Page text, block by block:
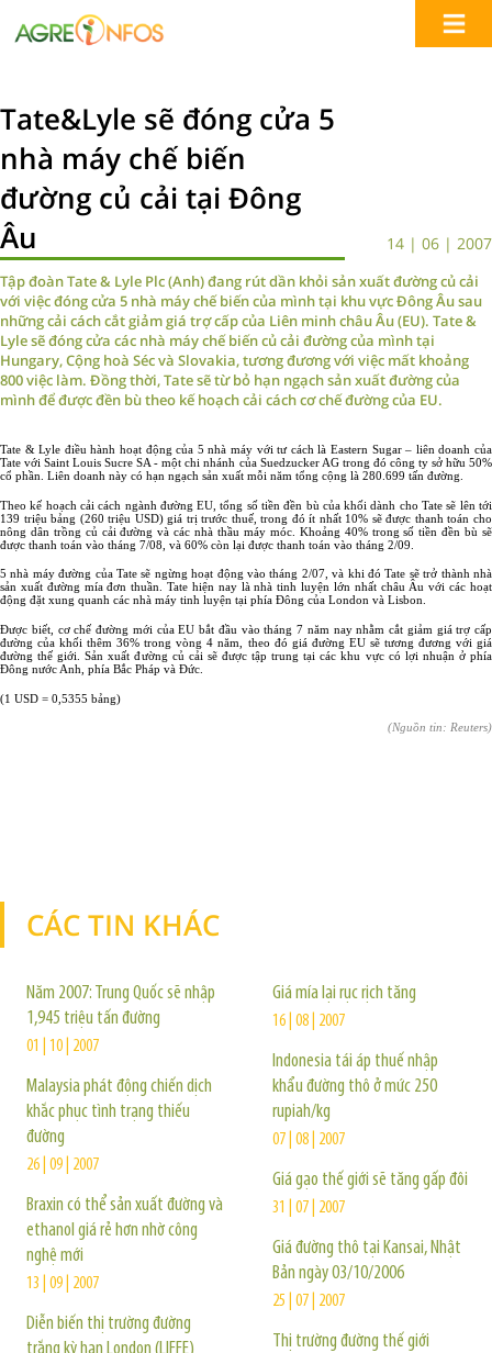
Tate&Lyle sẽ đóng cửa 5
nhà máy chế biến
đường củ cải tại Đông
Âu
14 | 06 | 2007
Tập đoàn Tate & Lyle Plc (Anh) đang rút dần khỏi sản xuất đường củ cải
với việc đóng cửa 5 nhà máy chế biến của mình tại khu vực Đông Âu sau
những cải cách cắt giảm giá trợ cấp của Liên minh châu Âu (EU). Tate &
Lyle sẽ đóng cửa các nhà máy chế biến củ cải đường của mình tại
Hungary, Cộng hoà Séc và Slovakia, tương đương với việc mất khoảng
800 việc làm. Đồng thời, Tate sẽ từ bỏ hạn ngạch sản xuất đường của
mình để được đền bù theo kế hoạch cải cách cơ chế đường của EU.
Tate & Lyle điều hành hoạt động của 5 nhà máy với tư cách là Eastern Sugar – liên doanh của
Tate với Saint Louis Sucre SA - một chi nhánh của Suedzucker AG trong đó công ty sở hữu 50%
cổ phần. Liên doanh này có hạn ngạch sản xuất mỗi năm tổng cộng là 280.699 tấn đường.
Theo kế hoạch cải cách ngành đường EU, tổng số tiền đền bù của khối dành cho Tate sẽ lên tới
139 triệu bảng (260 triệu USD) giá trị trước thuế, trong đó ít nhất 10% sẽ được thanh toán cho
nông dân trồng củ cải đường và các nhà thầu máy móc. Khoảng 40% trong số tiền đền bù sẽ
được thanh toán vào tháng 7/08, và 60% còn lại được thanh toán vào tháng 2/09.
5 nhà máy đường của Tate sẽ ngừng hoạt động vào tháng 2/07, và khi đó Tate sẽ trở thành nhà
sản xuất đường mía đơn thuần. Tate hiện nay là nhà tinh luyện lớn nhất châu Âu với các hoạt
động đặt xung quanh các nhà máy tinh luyện tại phía Đông của London và Lisbon
Được biết, cơ chế đường mới của EU bắt đầu vào tháng 7 năm nay nhằm cắt giảm giá trợ cấp
đường của khối thêm 36% trong vòng 4 năm, theo đó giá đường EU sẽ tương đương với giá
đường thế giới. Sản xuất đường củ cải sẽ được tập trung tại các khu vực có lợi nhuận ở phía
Đông nước Anh, phía Bắc Pháp và Đức.
(1 USD = 0,5355 bảng)
(Nguồn tin: Reuters)
CÁC TIN KHÁC
Năm 2007: Trung Quốc sẽ nhập
1,945 triệu tấn đường
01 | 10 | 2007
Malaysia phát động chiến dịch
khắc phục tình trạng thiếu
đường
26 | 09 | 2007
Braxin có thể sản xuất đường và
ethanol giá rẻ hơn nhờ công
nghệ mới
13 | 09 | 2007
Diễn biến thị trường đường
Giá mía lại rục rịch tăng
16 | 08 | 2007
Indonesia tái áp thuế nhập
khẩu đường thô ở mức 250
rupiah/kg
07 | 08 | 2007
Giá gạo thế giới sẽ tăng gấp đôi
31 | 07 | 2007
Giá đường thô tại Kansai, Nhật
Bản ngày 03/10/2006
25 | 07 | 2007
Thị trường đường thế giới